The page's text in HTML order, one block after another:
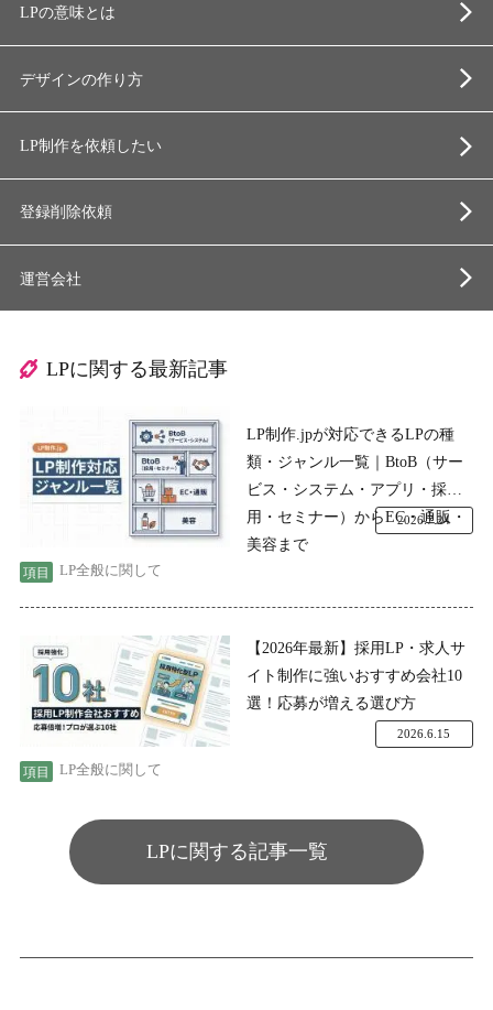
LPの意味とは
デザインの作り方
LP制作を依頼したい
登録削除依頼
運営会社
LPに関する最新記事
LP制作.jpが対応できるLPの種
類・ジャンル一覧｜BtoB（サー
ビス・システム・アプリ・採
用・セミナー）からEC・通販・
美容まで
LP全般に関して
2026.7.24
【2026年最新】採用LP・求人サ
イト制作に強いおすすめ会社10
選！応募が増える選び方
LP全般に関して
2026.6.15
LPに関する記事一覧